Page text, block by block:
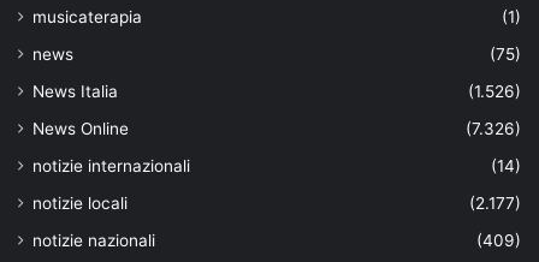
musicaterapia
(1)
news
(75)
News Italia
(1.526)
News Online
(7.326)
notizie internazionali
(14)
notizie locali
(2.177)
notizie nazionali
(409)